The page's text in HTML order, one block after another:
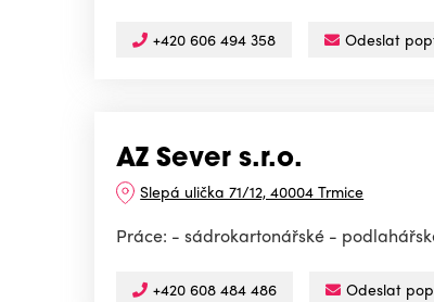
+420 606 494 358 Odeslat
AZ Sever s.r.o.
Slepá ulička 71/12, 40004 Trmice
Práce: - sádrokartonářské -
+420 608 484 486 Odeslat